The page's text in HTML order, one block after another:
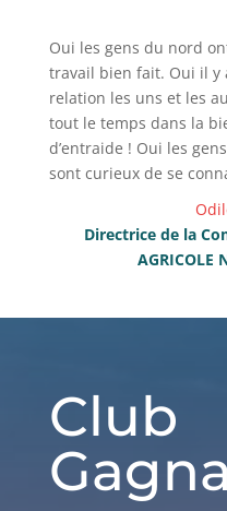
Oui les gens du nord
travail bien fait. Oui il y
relation les uns et les
tout le temps dans la
d’entraide ! Oui les
sont curieux de se
Directrice de la
AGRICOLE
Club